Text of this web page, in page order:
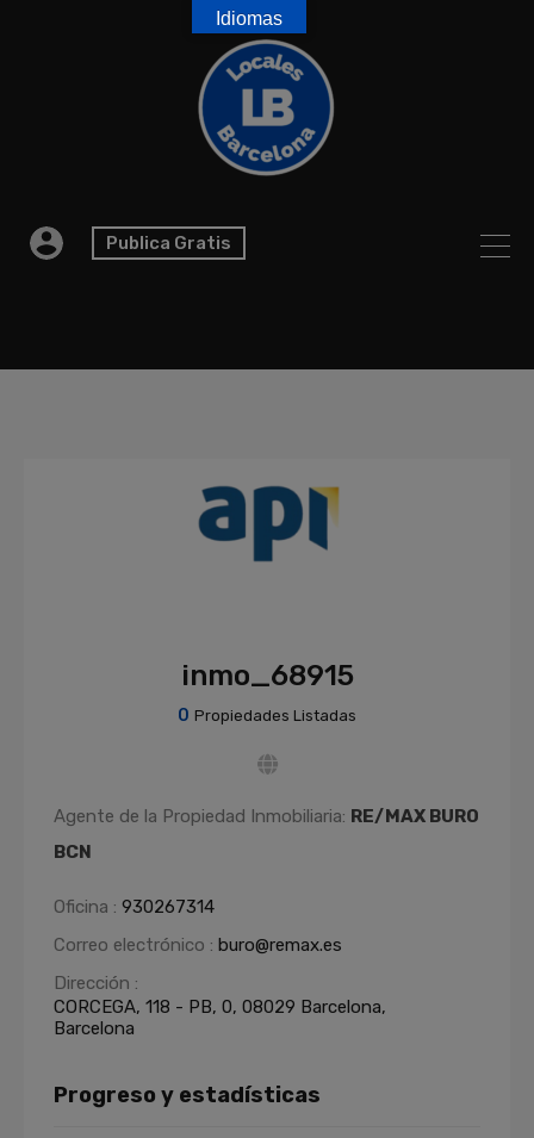
Publica Gratis
inmo_68915
0 Propiedades Listadas
Agente de la Propiedad Inmobiliaria: RE/MAX BURO
BCN
Oficina : 930267314
Correo electrónico : buro@remax.es
Dirección :
CORCEGA, 118 - PB, 0, 08029 Barcelona,
Barcelona
Progreso y estadísticas
Idiomas